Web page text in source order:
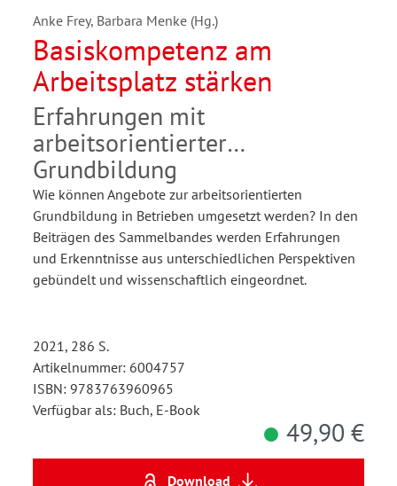
Anke Frey, Barbara Menke (Hg.)
Basiskompetenz am
Arbeitsplatz stärken
Erfahrungen mit
arbeitsorientierter
Grundbildung
Wie können Angebote zur arbeitsorientierten
Grundbildung in Betrieben umgesetzt werden? In den
Beiträgen des Sammelbandes werden Erfahrungen
und Erkenntnisse aus unterschiedlichen Perspektiven
gebündelt und wissenschaftlich eingeordnet.
2021, 286 S.
Artikelnummer: 6004757
ISBN: 9783763960965
Verfügbar als: Buch, E-Book
49,90 €
Download